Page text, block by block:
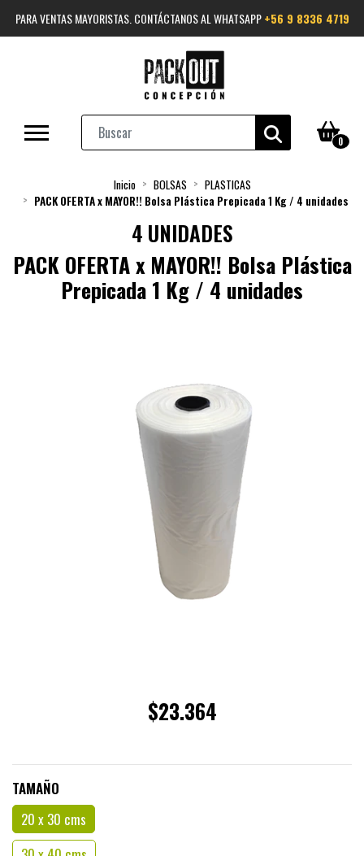
PARA VENTAS MAYORISTAS. CONTÁCTANOS AL WHATSAPP+56 9 8336 4719
0
Inicio BOLSAS
PLASTICAS
PACK OFERTA x MAYOR!! Bolsa Plástica Prepicada 1 Kg / 4 unidades
4 UNIDADES
PACK OFERTA x MAYOR!! Bolsa Plástica
Prepicada 1 Kg / 4 unidades
$23.364
TAMAÑO
20 x 30 cms